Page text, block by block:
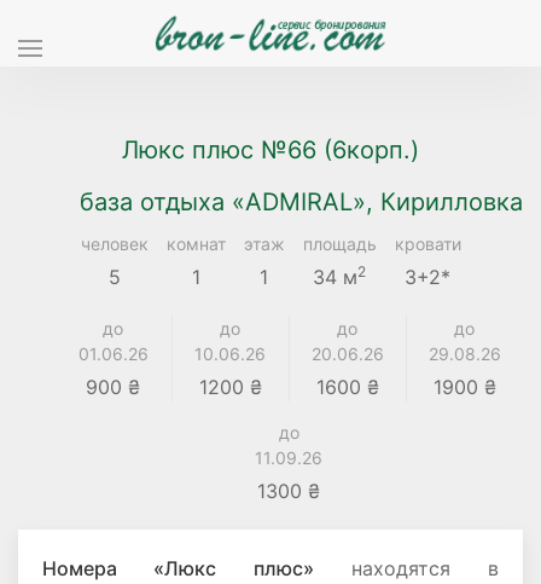
Люкс плюс №66 (6корп.)
база отдыха «ADMIRAL», Кирилловка
человек
5
комнат
1
этаж
1
площадь
34 м2
кровати
3+2*
до
01.06.26
900 ₴
до
10.06.26
1200 ₴
до
20.06.26
1600 ₴
до
29.08.26
1900 ₴
до
11.09.26
1300 ₴
Номера «Люкс плюс» находятся в